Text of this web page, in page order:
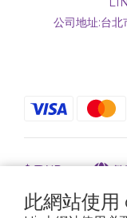
此網站使
公司地址:台
$ TWD 繁